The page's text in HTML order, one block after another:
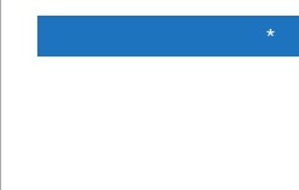
*